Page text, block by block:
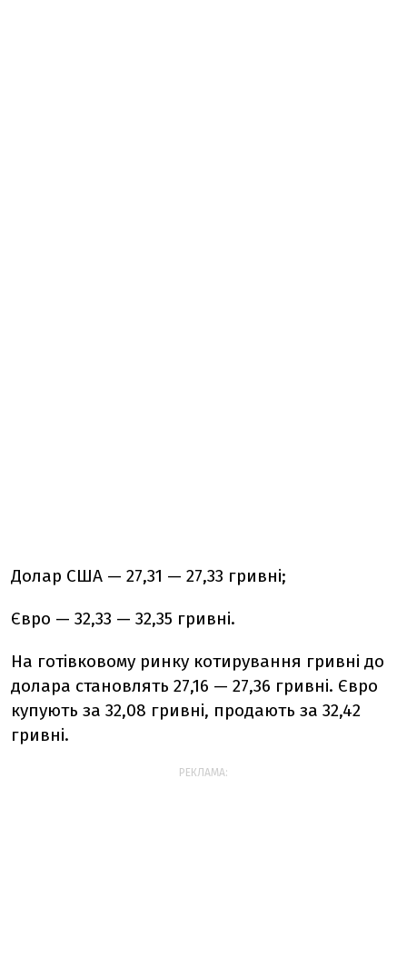
Долар США — 27,31 — 27,33 гривні;
Євро — 32,33 — 32,35 гривні.
На готівковому ринку котирування гривні до
долара становлять 27,16 — 27,36 гривні. Євро
купують за 32,08 гривні, продають за 32,42
гривні.
РЕКЛАМА: